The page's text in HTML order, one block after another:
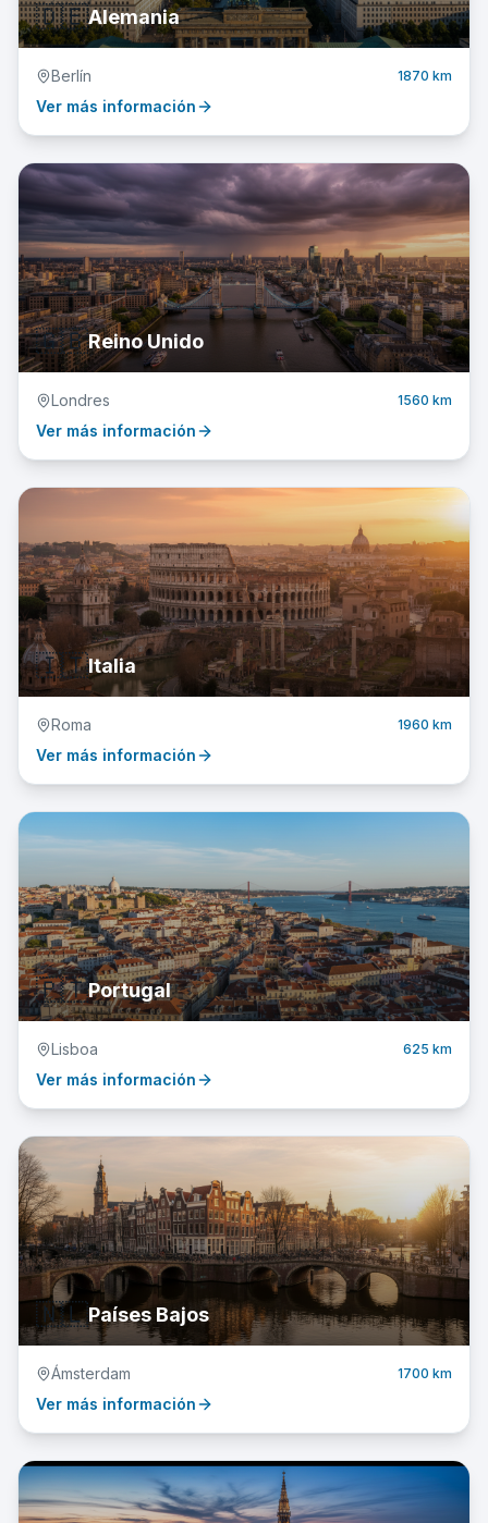
🇩🇪Alemania
Berlín 1870 km
Ver más información
🇬🇧Reino Unido
Londres 1560 km
Ver más información
🇮🇹Italia
Roma 1960 km
Ver más información
🇵🇹Portugal
Lisboa 625 km
Ver más información
🇳🇱Países Bajos
Ámsterdam 1700 km
Ver más información